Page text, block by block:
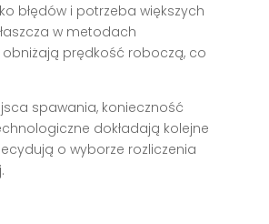
błędów i potrzeba większych
w metodach
prędkość roboczą, co
spawania, konieczność
dokładają kolejne
o wyborze rozliczenia